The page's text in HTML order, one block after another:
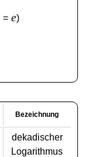
= e)
Bezeichnung
dekadischer
Logarithmus